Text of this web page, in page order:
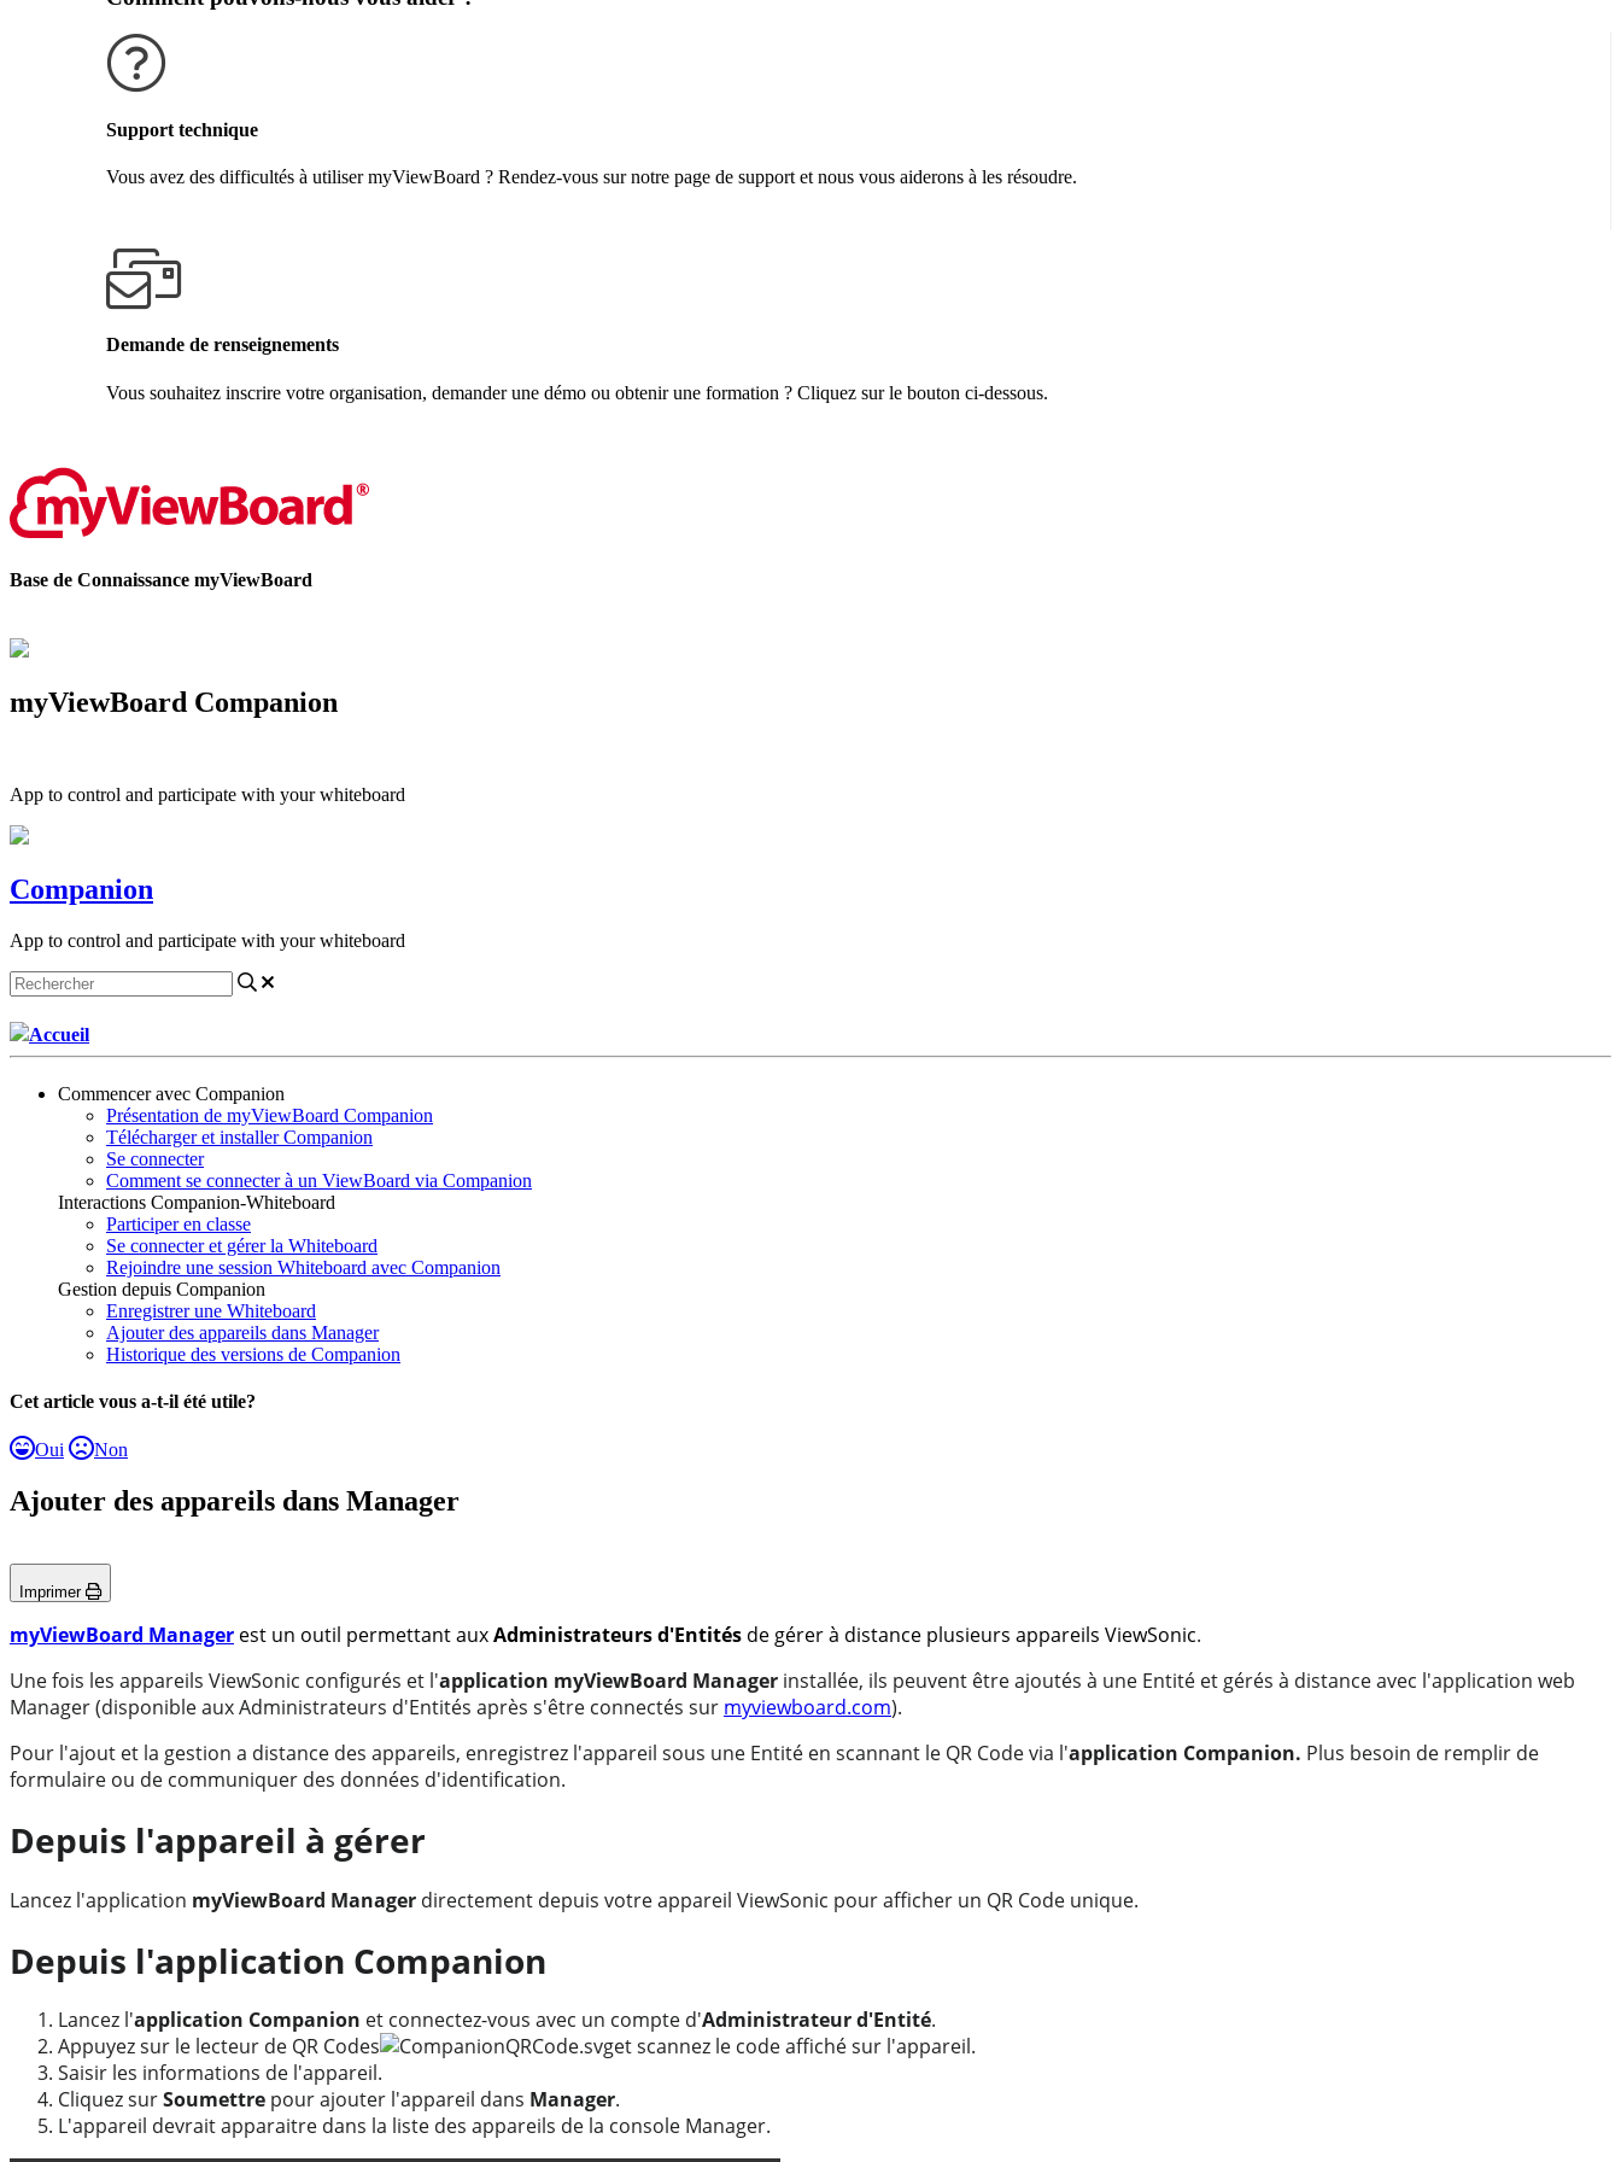
Support technique
Vous avez des difficultés à utiliser myViewBoard ? Rendez-vous sur notre page de support et nous vous aiderons à les résoudre.
Demande de renseignements
Vous souhaitez inscrire votre organisation, demander une démo ou obtenir une formation ? Cliquez sur le bouton ci-dessous.
Base de Connaissance myViewBoard
myViewBoard Companion
App to control and participate with your whiteboard
Companion
App to control and participate with your whiteboard
Accueil
Commencer avec Companion
Présentation de myViewBoard Companion
Télécharger et installer Companion
Se connecter
Comment se connecter à un ViewBoard via Companion
Interactions Companion-Whiteboard
Participer en classe
Se connecter et gérer la Whiteboard
Rejoindre une session Whiteboard avec Companion
Gestion depuis Companion
Enregistrer une Whiteboard
Ajouter des appareils dans Manager
Historique des versions de Companion
Cet article vous a-t-il été utile?
Oui Non
Ajouter des appareils dans Manager
Imprimer
myViewBoard Manager est un outil permettant auxAdministrateurs d'Entités de gérer à distance plusieurs appareils ViewSonic.
Une fois les appareils ViewSonic configurés et l'application myViewBoard Manager installée, ils peuvent être ajoutés à une Entité et gérés à distance avec l'application web
Manager (disponible aux Administrateurs d'Entités après s'être connectés sur myviewboard.com).
Pour l'ajout et la gestion a distance des appareils, enregistrez l'appareil sous une Entité en scannant le QR Code via l'application Companion. Plus besoin de remplir de
formulaire ou de communiquer des données d'identification.
Depuis l'appareil à gérer
Lancez l'application myViewBoard Manager directement depuis votre appareil ViewSonic pour afficher un QR Code unique.
Depuis l'application Companion
Lancez l'application Companion et connectez-vous avec un compte d'Administrateur d'Entité.
Appuyez sur le lecteur de QR Codes
et scannez le code affiché sur l'appareil.
Saisir les informations de l'appareil.
Cliquez surSoumettre pour ajouter l'appareil dans Manager.
L'appareil devrait apparaitre dans la liste des appareils de la console Manager.